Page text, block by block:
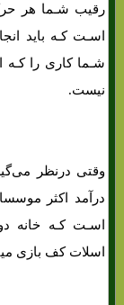
رقیب شـما هر
اسـت کـه باید
شـما کاری را کـه
نیست.
درآمد اکثر
اسـت کـه خانه
اسلات کف بازی